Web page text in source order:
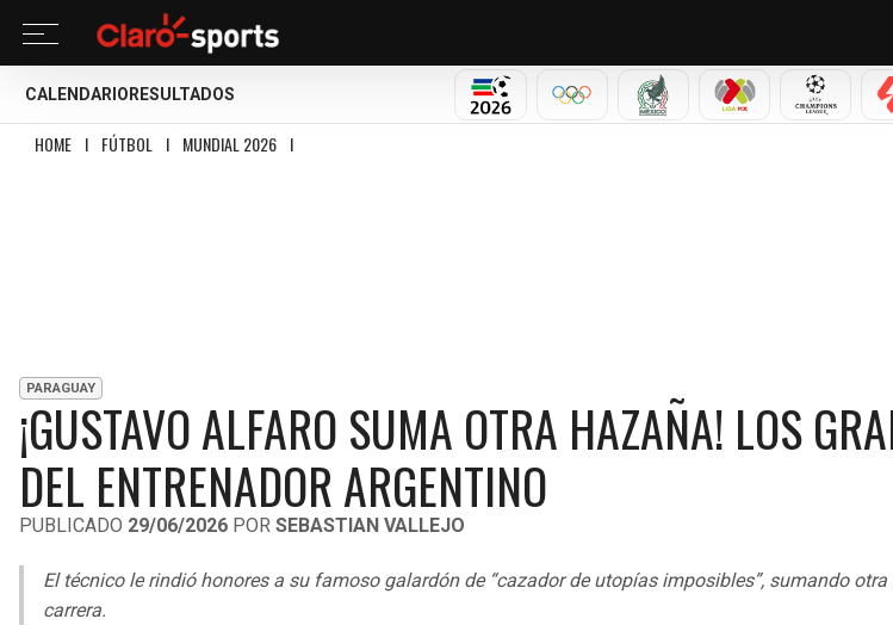
CALENDARIO RESULTADOS
MUNDIAL 2026OLÍMPICOSSELECCIÓN MEXICANA
LIGA MX
HOME I FÚTBOL I MUNDIAL 2026 I
PARAGUAY
¡GUSTAVO ALFARO SUMA OTRA HAZAÑA! LOS
DEL ENTRENADOR ARGENTINO
PUBLICADO 29/06/2026 POR SEBASTIAN VALLEJO
El técnico le rindió honores a su famoso galardón de “cazador de utopías imposibles”, sumando
carrera.